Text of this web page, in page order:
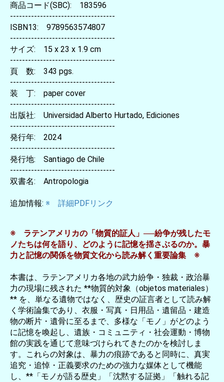
商品コード(SBC): 183596
-----------------------------------
ISBN13: 9789563574807
-----------------------------------
サイズ: 15 x 23 x 1.9 cm
-----------------------------------
頁 数: 343 pgs.
-----------------------------------
装 丁: paper cover
-----------------------------------
出版社: Universidad Alberto Hurtado, Ediciones
-----------------------------------
発行年: 2024
-----------------------------------
発行地: Santiago de Chile
-----------------------------------
双書名: Antropologia
追加情報: ※ 詳細PDFリンク
※ ラテンアメリカの「物質的証人」──紛争が残したモ
ノたちは何を語り、どのように記憶を揺さぶるのか。暴
力と記憶の関係を物質文化から読み解く重要論集 ※
本書は、ラテンアメリカ各地の武力紛争・独裁・政治暴
力の現場に残された **物質的対象（objetos materiales）
** を、単なる遺物ではなく、歴史の証言者として読み解
く学術論集であり、衣服・写真・日用品・遺留品・建造
物の断片・遺骨に至るまで、多様な「モノ」がどのよう
に記憶を喚起し、遺族・コミュニティ・社会運動・博物
館の実践を通じて意味づけられてきたのかを検討しま
す。これらの対象は、暴力の痕跡であると同時に、真実
追究・追悼・正義要求のための強力な媒体として機能
し、**「モノが語る歴史」「沈黙する証拠」「触れる記